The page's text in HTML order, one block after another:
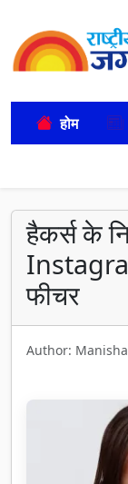
होम
हैकर्स के
फीचर
Author: